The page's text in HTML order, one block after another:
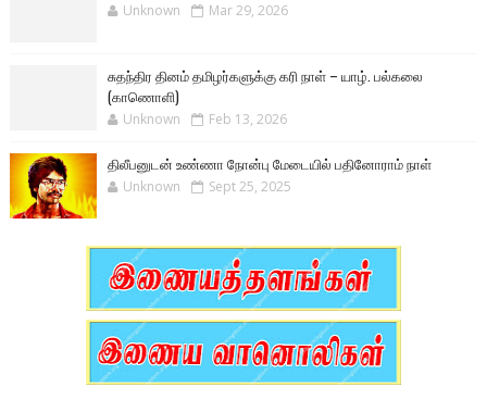
Unknown Mar 29, 2026
சுதந்திர தினம் தமிழர்களுக்கு கரி நாள் – யாழ். பல்கலை
(காணொளி)
Unknown Feb 13, 2026
திலீபனுடன் உண்ணா நோன்பு மேடையில் பதினோராம் நாள்
Unknown Sept 25, 2025